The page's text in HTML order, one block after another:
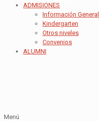
ADMISIONES
Información General
Kindergarten
Otros niveles
Convenios
ALUMNI
Menú